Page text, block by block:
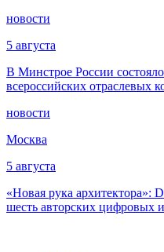
новости
5 августа
В Минстрое России
всероссийских отраслевых
новости
Москва
5 августа
«Новая рука архитектора»:
шесть авторских цифровых